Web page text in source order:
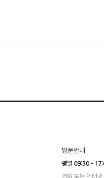
방문안내
평일 09:30 -
전화 또는 인터넷